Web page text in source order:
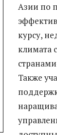
Азии по
курсу,
климата
Также